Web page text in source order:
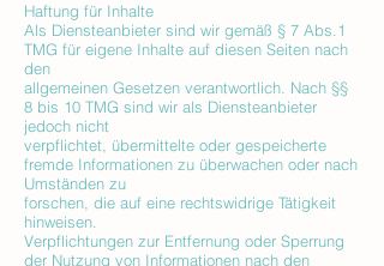
Haftung für Inhalte
Als Diensteanbieter sind wir gemäß § 7 Abs.1
TMG für eigene Inhalte auf diesen Seiten nach
den
allgemeinen Gesetzen verantwortlich. Nach §§
8 bis 10 TMG sind wir als Diensteanbieter
jedoch nicht
verpflichtet, übermittelte oder gespeicherte
fremde Informationen zu überwachen oder nach
Umständen zu
forschen, die auf eine rechtswidrige Tätigkeit
hinweisen.
Verpflichtungen zur Entfernung oder Sperrung
der Nutzung von Informationen nach den